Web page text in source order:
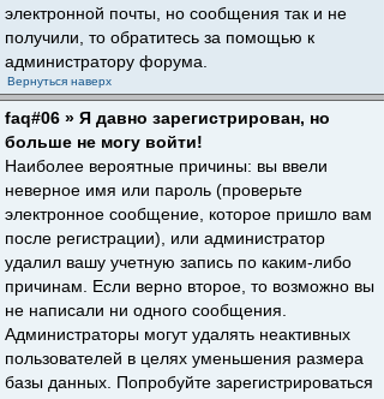
электронной почты, но сообщения так и не
получили, то обратитесь за помощью к
администратору форума.
Вернуться наверх
faq#06 » Я давно зарегистрирован, но
больше не могу войти!
Наиболее вероятные причины: вы ввели
неверное имя или пароль (проверьте
электронное сообщение, которое пришло вам
после регистрации), или администратор
удалил вашу учетную запись по каким-либо
причинам. Если верно второе, то возможно вы
не написали ни одного сообщения.
Администраторы могут удалять неактивных
пользователей в целях уменьшения размера
базы данных. Попробуйте зарегистрироваться